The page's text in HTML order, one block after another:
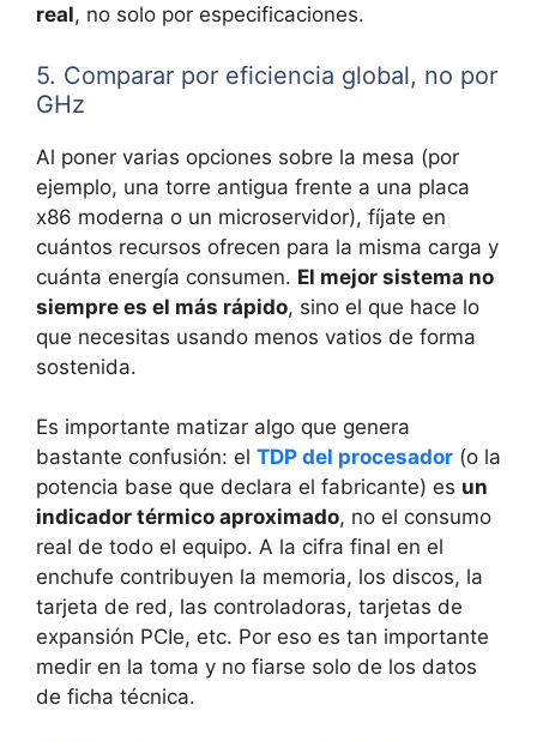
real, no solo por especificaciones.
5. Comparar por eficiencia global, no por
GHz
Al poner varias opciones sobre la mesa (por
ejemplo, una torre antigua frente a una placa
x86 moderna o un microservidor), fíjate en
cuántos recursos ofrecen para la misma carga y
cuánta energía consumen. El mejor sistema no
siempre es el más rápido, sino el que hace lo
que necesitas usando menos vatios de forma
sostenida.
Es importante matizar algo que genera
bastante confusión: el TDP del procesador (o la
potencia base que declara el fabricante) es un
indicador térmico aproximado, no el consumo
real de todo el equipo. A la cifra final en el
enchufe contribuyen la memoria, los discos, la
tarjeta de red, las controladoras, tarjetas de
expansión PCIe, etc. Por eso es tan importante
medir en la toma y no fiarse solo de los datos
de ficha técnica.